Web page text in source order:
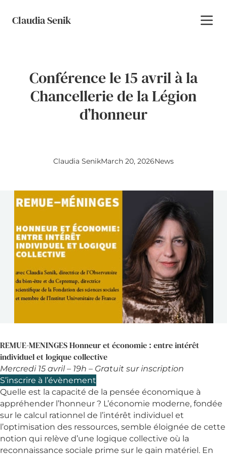
Claudia Senik
Conférence le 15 avril à la
Chancellerie de la Légion
d’honneur
Posted by
Claudia SenikMarch 20, 2026April 3, 2026
Posted in News
REMUE-MENINGES Honneur et économie : entre intérêt
individuel et logique collective
Mercredi 15 avril – 19h – Gratuit sur inscription
S’inscrire à l’évènement
Quelle est la capacité de la pensée économique à
appréhender l’honneur ? L’économie moderne, fondée
sur le calcul rationnel de l’intérêt individuel et
l’optimisation des ressources, semble éloignée de cette
notion qui relève d’une logique collective où la
reconnaissance sociale prime sur le gain matériel. En